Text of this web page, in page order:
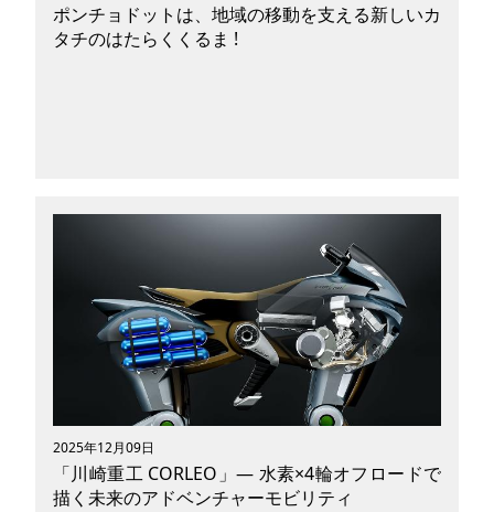
ポンチョドットは、地域の移動を支える新しいカ
タチのはたらくくるま !
皆さんは「Japan Mobility Show 2025」への出
展でいま注目を集めている新型コンセプトカー
「ポンチョドット」をご存じですか？日野自動車
が手がける最新のモビリティであり、コンパクト
かつ丸みのある車体と次世代感ある大きな窓が特
徴的で、1台で複数の役割をこなすことができる
新しいカタチの「はたらくくるま」とも言われて
います。「ポンチョドット」とはどんな技術を持
つモビシティなのか、想定している利用シーンや
今後の展開と併せて紐解いていきたいと思いま
す。
2025年12月09日
「川崎重工 CORLEO」— 水素×4輪オフロードで
描く未来のアドベンチャーモビリティ